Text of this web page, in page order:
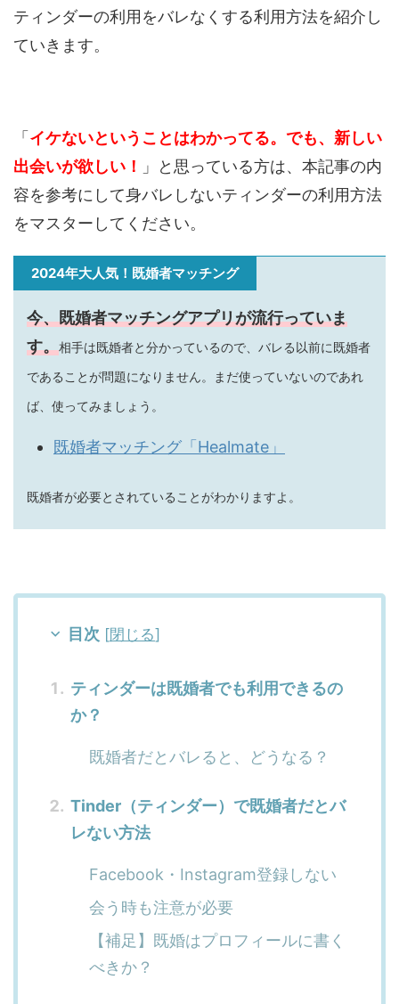
ティンダーの利用をバレなくする利用方法を紹介し
ていきます。
「 イケないということはわかってる。でも、新しい
出会いが欲しい！
」と思っている方は、本記事の内
容を参考にして身バレしないティンダーの利用方法
をマスターしてください。
2024年大人気！既婚者マッチング
今、既婚者マッチングアプリが流行っていま
す。相手は既婚者と分かっているので、バレる以前に既婚者
であることが問題になりません。まだ使っていないのであれ
ば、使ってみましょう。
既婚者マッチング「Healmate」
既婚者が必要とされていることがわかりますよ。
目次 [閉じる]
ティンダーは既婚者でも利用できるの
か？
既婚者だとバレると、どうなる？
Tinder（ティンダー）で既婚者だとバ
レない方法
Facebook・Instagram登録しない
会う時も注意が必要
【補足】既婚はプロフィールに書く
べきか？